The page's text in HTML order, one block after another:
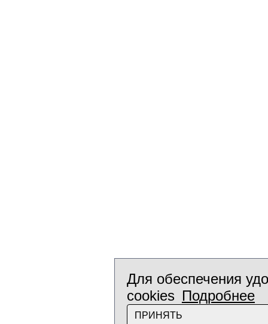
Для обеспечения
cookies Подробнее
ПРИНЯТЬ